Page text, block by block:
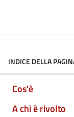
INDICE DELLA
Cos'è
A chi è rivolto